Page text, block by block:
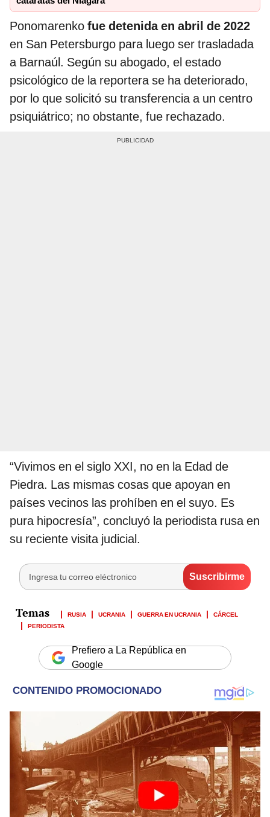
Ponomarenko fue detenida en abril de 2022
en San Petersburgo para luego ser trasladada
a Barnaúl. Según su abogado, el estado
psicológico de la reportera se ha deteriorado,
por lo que solicitó su transferencia a un centro
psiquiátrico; no obstante, fue rechazado.
“Vivimos en el siglo XXI, no en la Edad de
Piedra. Las mismas cosas que apoyan en
países vecinos las prohíben en el suyo. Es
pura hipocresía”, concluyó la periodista rusa en
su reciente visita judicial.
RUSIA UCRANIA GUERRA EN UCRANIA
CÁRCEL
PERIODISTA
Prefiero a La República en
Google